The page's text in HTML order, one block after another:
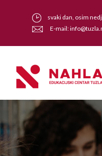
svaki dan, osim
E-mail: